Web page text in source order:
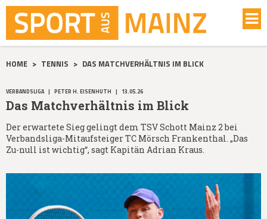
HOME > TENNIS > DAS MATCHVERHÄLTNIS IM BLICK
VERBANDSLIGA | PETER H. EISENHUTH | 13.05.26
Das Matchverhältnis im Blick
Der erwartete Sieg gelingt dem TSV Schott Mainz 2 bei
Verbandsliga-Mitaufsteiger TC Mörsch Frankenthal. „Das
Zu-null ist wichtig“, sagt Kapitän Adrian Kraus.